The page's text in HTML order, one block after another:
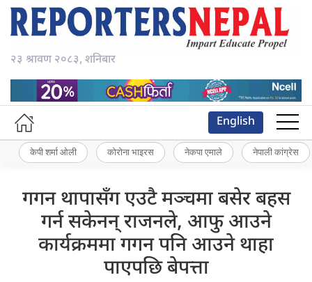
२३ श्रावण २०८३, शनिबार
English
केपी शर्मा ओली कोरोना भाइरस नेकपा एमाले नेपाली कांग्रेस
गगन थापासँग एउटै मञ्चमा बसेर बहस
गर्न सकेनन् राजनले, आफु आउने
कार्यक्रममा गगन पनि आउने थाहा
पाएपछि बेपत्ता